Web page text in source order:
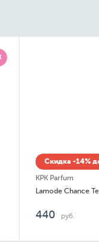
Скидка -14%
KPK Parfum
Lamode Chance
440 руб.